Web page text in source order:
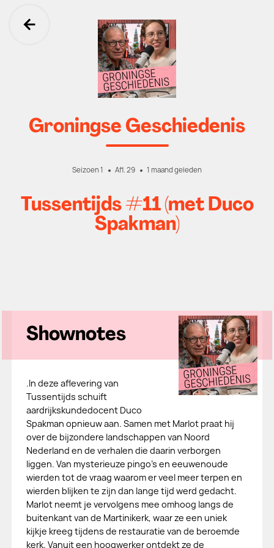
Ga terug
Groningse Geschiedenis
Seizoen 1 Afl. 29 1 maand geleden
Tussentijds #11 (met Duco
Spakman)
Shownotes
.In deze aflevering van
Tussentijds schuift
aardrijkskundedocent Duco
Spakman opnieuw aan. Samen met Marlot praat hij
over de bijzondere landschappen van Noord
Nederland en de verhalen die daarin verborgen
liggen. Van mysterieuze pingo's en eeuwenoude
wierden tot de vraag waarom er veel meer terpen en
wierden blijken te zijn dan lange tijd werd gedacht.
Marlot neemt je vervolgens mee omhoog langs de
buitenkant van de Martinikerk, waar ze een uniek
kijkje kreeg tijdens de restauratie van de beroemde
kerk. Vanuit een hoogwerker ontdekt ze de